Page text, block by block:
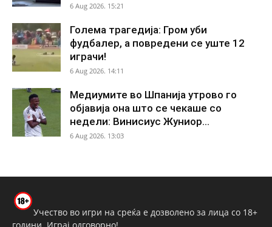
6 Aug 2026. 15:21
Голема трагедија: Гром уби
фудбалер, а повредени се уште 12
играчи!
6 Aug 2026. 14:11
Медиумите во Шпанија утрово го
објавија она што се чекаше со
недели: Винисиус Жуниор...
6 Aug 2026. 13:03
Учество во игри на среќа е дозволено за лица со 18+